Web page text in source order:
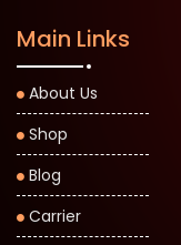
Main Links
About Us
Shop
Blog
Carrier